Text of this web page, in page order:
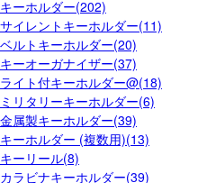
キーホルダー(202)
サイレントキーホルダー(11)
ベルトキーホルダー(20)
キーオーガナイザー(37)
ライト付キーホルダー@(18)
ミリタリーキーホルダー(6)
金属製キーホルダー(39)
キーホルダー (複数用)(13)
キーリール(8)
カラビナキーホルダー(39)